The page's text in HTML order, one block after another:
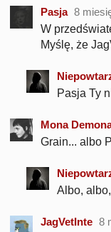
Pasja 8
W
Myślę, że
Pasja Ty
Mona
Grain... albo
Albo,
JagVetInte 8